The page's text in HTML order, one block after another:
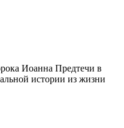
Иоанна Предтечи в
истории из жизни